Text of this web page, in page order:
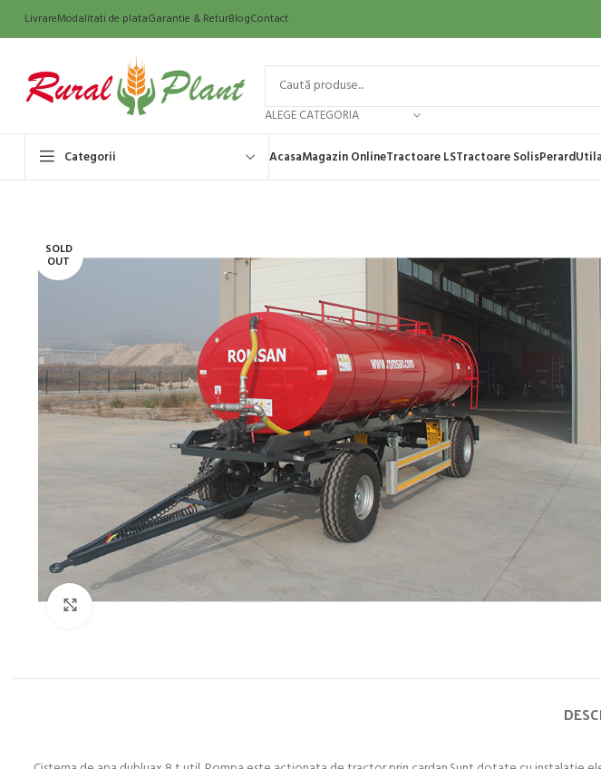
LivrareModalitati de plataGarantie & ReturBlogContact
ALEGE CATEGORIA
Categorii AcasaMagazin OnlineTractoare LSTractoare SolisPerard
SOLD
OUT
Click to enlarge